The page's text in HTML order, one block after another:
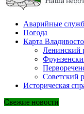
Владивосток —
Аварийные
Погода
Карта
Ленинский
Советский
Историческая
Свежие новости